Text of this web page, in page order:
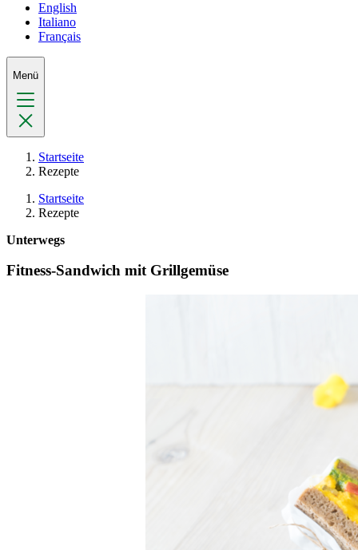
English
Italiano
Français
Menü
Startseite
Rezepte
Startseite
Rezepte
Unterwegs
Fitness-Sandwich mit Grillgemüse